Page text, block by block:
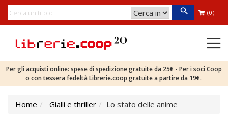
(0)
Per gli acquisti online: spese di spedizione gratuite da 25€ - Per i soci Coop
o con tessera fedeltà Librerie.coop gratuite a partire da 19€.
Home Gialli e thriller Lo stato delle anime